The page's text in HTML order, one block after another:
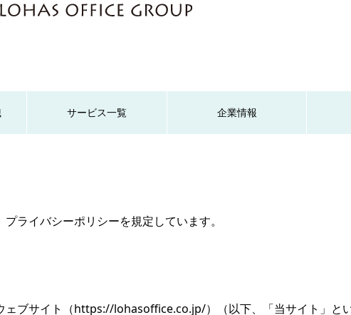
サービス一覧 企業情報
ライバシーポリシーを規定しています。
ブサイト（https://lohasoffice.co.jp/）（以下、「当サイト」と